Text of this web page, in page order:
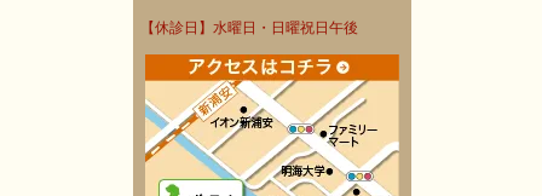
【休診日】水曜日・日曜祝日午後